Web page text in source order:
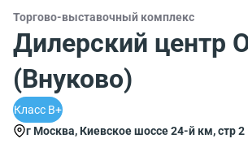
Торгово-выставочный комплекс
Дилерский центр
(Внуково)
Класс B+
г Москва, Киевское шоссе 24-й км, стр 2